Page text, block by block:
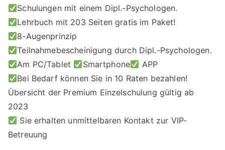
.
8
7
,
0
0
b
i
s
€
Schulungen mit einem Dipl.-Psychologen.
Lehrbuch mit 203 Seiten gratis im Paket!
8-Augenprinzip
Teilnahmebescheinigung durch Dipl.-Psychologen.
Am PC/Tablet
Smartphone
APP
Bei Bedarf können Sie in 10 Raten bezahlen!
Übersicht der Premium Einzelschulung gültig ab
2023
Sie erhalten unmittelbaren Kontakt zur VIP-
Betreuung